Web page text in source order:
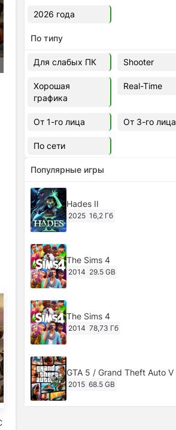
2026 года
По типу
Для слабых ПК Shooter
Хорошая
графика
Real-Time
От 1-го лица От 3-го лица
По сети
Популярные игры
Hades II
2025 16,2 Гб
The Sims 4
2014 29.5 GB
The Sims 4
2014 78,73 Гб
GTA 5 / Grand Theft Auto V
2015 68.5 GB